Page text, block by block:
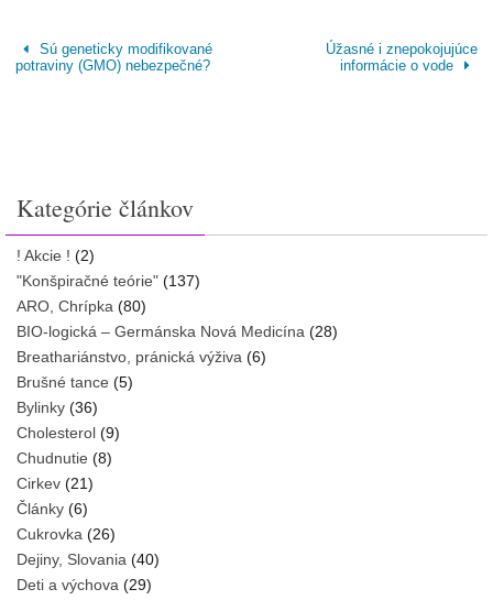
Sú geneticky modifikované
potraviny (GMO) nebezpečné?
Úžasné i znepokojujúce
informácie o vode
Kategórie článkov
! Akcie ! (2)
"Konšpiračné teórie" (137)
ARO, Chrípka (80)
BIO-logická – Germánska Nová Medicína (28)
Breathariánstvo, pránická výživa (6)
Brušné tance (5)
Bylinky (36)
Cholesterol (9)
Chudnutie (8)
Cirkev (21)
Články (6)
Cukrovka (26)
Dejiny, Slovania (40)
Deti a výchova (29)